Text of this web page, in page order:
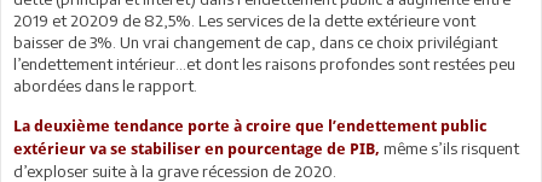
2019 et 20209 de 82,5%. Les services de la dette extérieure vont
baisser de 3%. Un vrai changement de cap, dans ce choix privilégiant
l’endettement intérieur…et dont les raisons profondes sont restées peu
abordées dans le rapport.
La deuxième tendance porte à croire que l’endettement public
extérieur va se stabiliser en pourcentage de PIB, même s’ils risquent
d’exploser suite à la grave récession de 2020.